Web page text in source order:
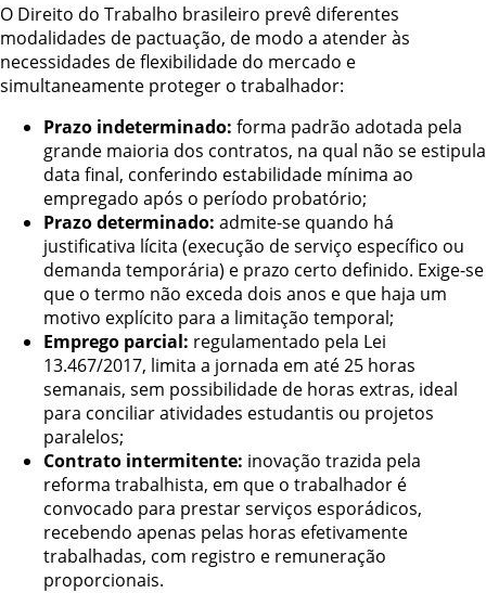
O Direito do Trabalho brasileiro prevê diferentes
modalidades de pactuação, de modo a atender às
necessidades de flexibilidade do mercado e
simultaneamente proteger o trabalhador:
Prazo indeterminado: forma padrão adotada pela
grande maioria dos contratos, na qual não se estipula
data final, conferindo estabilidade mínima ao
empregado após o período probatório;
Prazo determinado: admite-se quando há
justificativa lícita (execução de serviço específico ou
demanda temporária) e prazo certo definido. Exige-se
que o termo não exceda dois anos e que haja um
motivo explícito para a limitação temporal;
Emprego parcial: regulamentado pela Lei
13.467/2017, limita a jornada em até 25 horas
semanais, sem possibilidade de horas extras, ideal
para conciliar atividades estudantis ou projetos
paralelos;
Contrato intermitente: inovação trazida pela
reforma trabalhista, em que o trabalhador é
convocado para prestar serviços esporádicos,
recebendo apenas pelas horas efetivamente
trabalhadas, com registro e remuneração
proporcionais.